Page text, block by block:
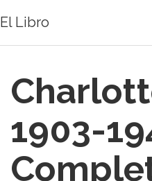
El Libro
1903-